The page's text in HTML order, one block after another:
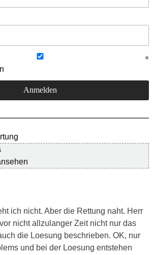
ich nicht. Aber die Rettung naht. Herr
nicht allzulanger Zeit nicht nur das
die Loesung beschrieben. OK, nur
und bei der Loesung entstehen